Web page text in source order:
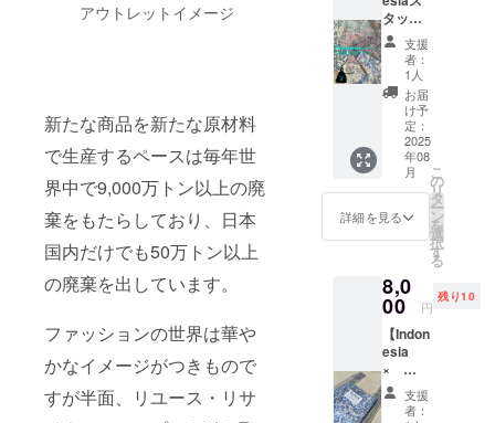
アウトレットイメージ
新たな商品を新たな原材料
で生産するペースは毎年世
界中で9,000万トン以上の廃
棄をもたらしており、日本
国内だけでも50万トン以上
の廃棄を出しています。
ファッションの世界は華や
かなイメージがつきもので
すが半面、リユース・リサ
入れ
に、ぜ
ひお使
いいた
だけれ
ばと思
いま
す。 ※
手作り
のた
め、写
真と実
際の生
合がご
ざいま
す ※試
作品ロ
ゴイン
ドネシ
ア部分
ル生地
をより
感じら
れるミ
ニミニ
サイズ
の巾着
バッグ
をご用
意しま
した。
バッ
用に、
バラけ
て大変
な小物
入れ
に、ぜ
ひお使
いいた
タッフ
お任せ
応援プ
ラン】
女性ス
タッフ
お任せ
で出来
上がっ
たアッ
プサイ
クル生
地にて
作成す
Indones
ia ×
JAPAN
RIONE
巾着ミ
ニバッ
グ 1個
支援
者：
1人
お届
け予
定：
2025
年08
月
詳細を見る
こ
の
リ
タ
ー
ン
を
選
択
す
る
8,0
00 円
残り10
【Indon
esia
×
JAPAN
支援
者：